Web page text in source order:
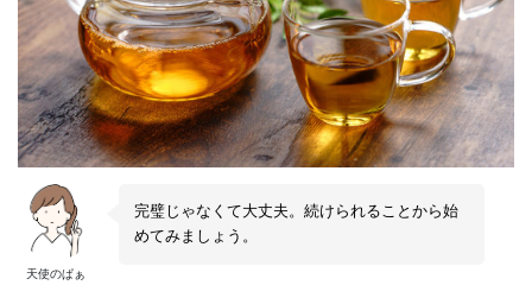
天使のぱぁ
完璧じゃなくて大丈夫。続けられることから始
めてみましょう。